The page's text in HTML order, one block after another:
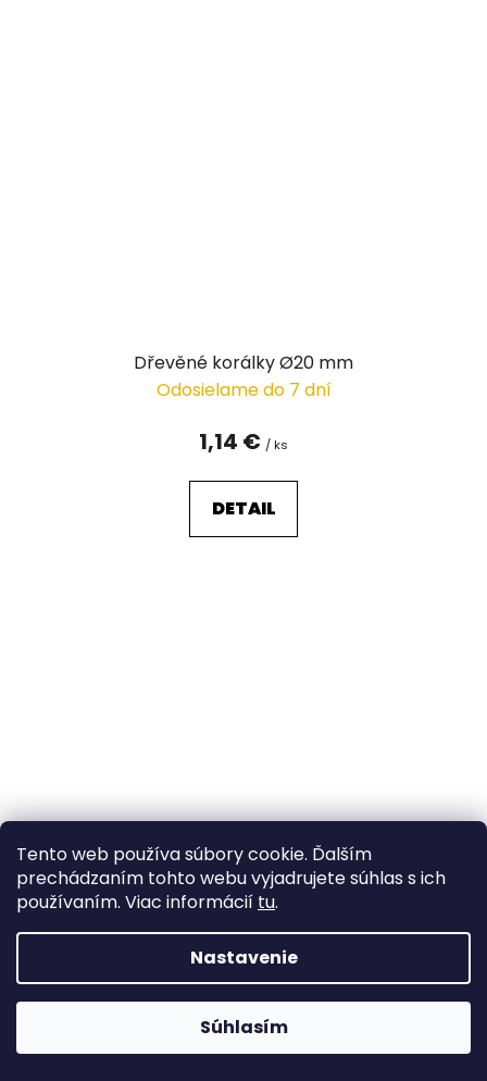
Tento web používa súbory cookie. Ďalším
prechádzaním tohto webu vyjadrujete súhlas s ich
používaním. Viac informácií tu.
Nastavenie
Súhlasím
Dřevěné korálky Ø20 mm
Odosielame do 7 dní
1,14 € / ks
DETAIL
Plastové korálky s AB efektem Ø20 mm
Skladom(1 ks)
3,57 €